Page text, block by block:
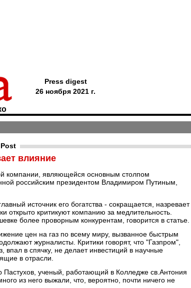
Press digest
26 ноября 2021 г.
влияние
компании, являющейся основным столпом
российским президентом Владимиром Путиным,
источник его богатства - сокращается, назревает
открыто критикуют компанию за медлительность.
более проворным конкурентам, говорится в статье.
цен на газ по всему миру, вызванное быстрым
журналисты. Критики говорят, что "Газпром",
впал в спячку, не делает инвестиций в научные
в отрасли.
ученый, работающий в Колледже св.Антония
из него выжали, что, вероятно, почти ничего не